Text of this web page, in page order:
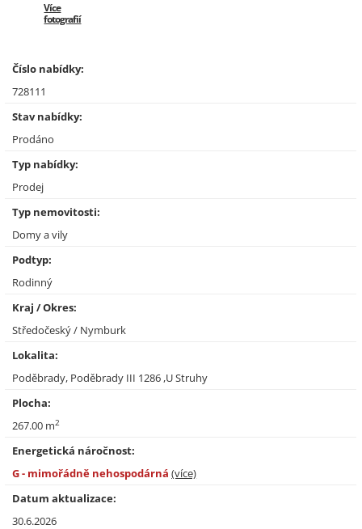
Více
fotografií
Číslo nabídky:
728111
Stav nabídky:
Prodáno
Typ nabídky:
Prodej
Typ nemovitosti:
Domy a vily
Podtyp:
Rodinný
Kraj / Okres:
Středočeský / Nymburk
Lokalita:
Poděbrady, Poděbrady III 1286 ,U Struhy
Plocha:
267.00 m2
Energetická náročnost:
G - mimořádně nehospodárná (více)
Datum aktualizace:
30.6.2026